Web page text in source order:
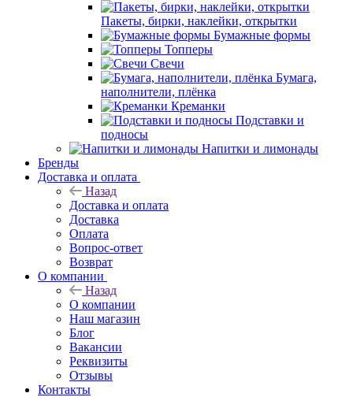
Пакеты, бирки, наклейки, открытки
Бумажные формы
Топперы
Свечи
Бумага,
наполнители, плёнка
Креманки
Подставки и
подносы
Напитки и лимонады
Бренды
Доставка и оплата
Назад
Доставка и оплата
Доставка
Оплата
Вопрос-ответ
Возврат
О компании
Назад
О компании
Наш магазин
Блог
Вакансии
Реквизиты
Отзывы
Контакты